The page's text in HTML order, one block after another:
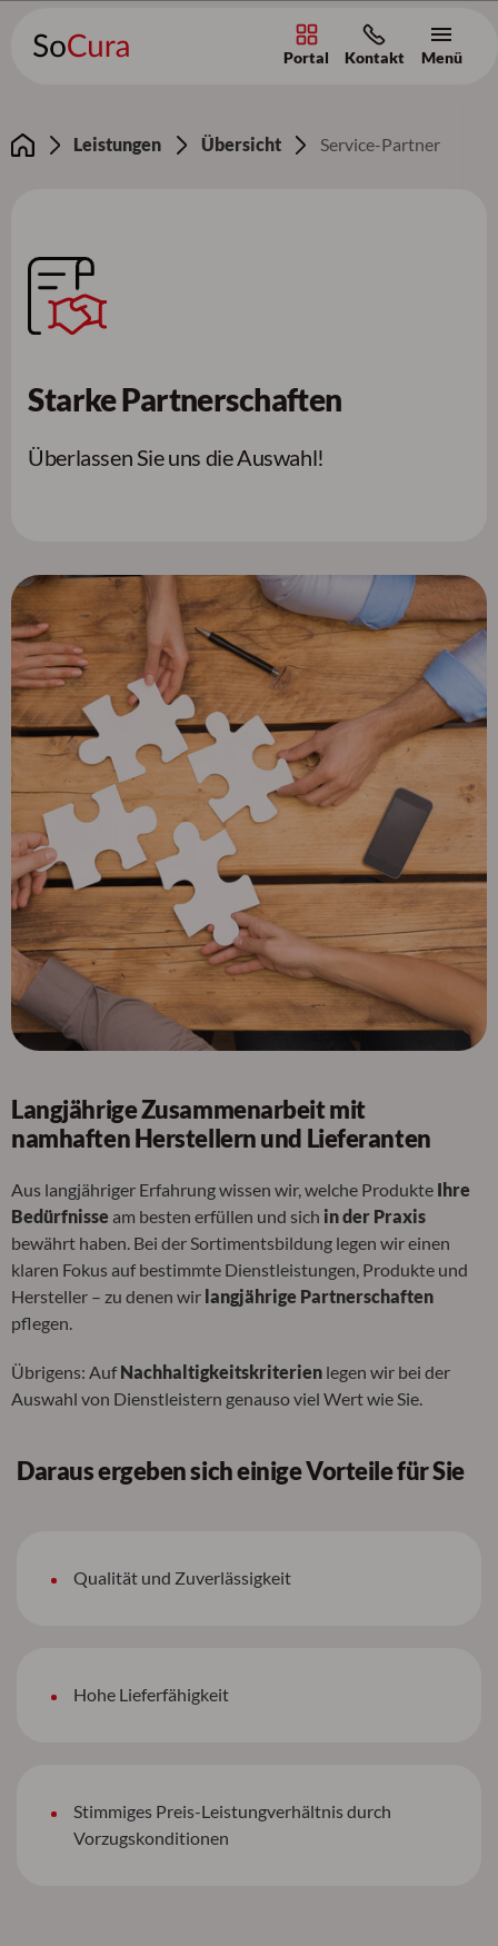
Portal Kontakt Menü
Leistungen Übersicht Service-Partner
Starke Partnerschaften
Überlassen Sie uns die Auswahl!
Langjährige Zusammenarbeit mit
namhaften Herstellern und Lieferanten
Aus langjähriger Erfahrung wissen wir, welche Produkte Ihre
Bedürfnisse am besten erfüllen und sich in der Praxis
bewährt haben. Bei der Sortimentsbildung legen wir einen
klaren Fokus auf bestimmte Dienstleistungen, Produkte und
Hersteller – zu denen wir langjährige Partnerschaften
pflegen.
Übrigens: AufNachhaltigkeitskriterien legen wir bei der
Auswahl von Dienstleistern genauso viel Wert wie Sie.
Daraus ergeben sich einige Vorteile für Sie
Qualität und Zuverlässigkeit
Hohe Lieferfähigkeit
Stimmiges Preis-Leistungverhältnis durch
Vorzugskonditionen